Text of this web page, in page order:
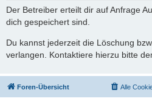
Der Betreiber erteilt dir auf Anfrage
dich gespeichert sind.
Du kannst jederzeit die Löschung
verlangen. Kontaktiere hierzu bitte
Foren-Übersicht Alle